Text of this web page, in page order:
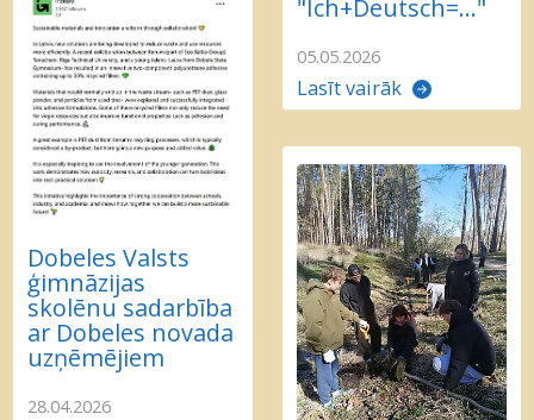
"Ich+Deutsch=..."
05.05.2026
Lasīt vairāk
Dobeles Valsts
ģimnāzijas
skolēnu sadarbība
ar Dobeles novada
uzņēmējiem
28.04.2026